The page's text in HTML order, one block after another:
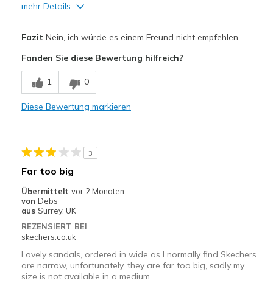
mehr Details
Geeignete Verwendung
Casual Wear
Fazit Nein, ich würde es einem Freund nicht empfehlen
Fanden Sie diese Bewertung hilfreich?
1 0
Diese Bewertung markieren
3
Far too big
Übermittelt vor 2 Monaten
von Debs
aus Surrey, UK
REZENSIERT BEI
skechers.co.uk
Lovely sandals, ordered in wide as I normally find Skechers
are narrow, unfortunately, they are far too big, sadly my
size is not available in a medium